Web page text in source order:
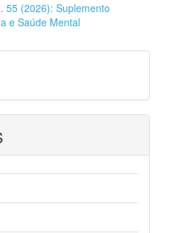
55 (2026): Suplemento
e Saúde Mental